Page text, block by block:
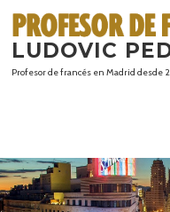
contenido
LUDOVIC
Profesor de francés en Madrid desde